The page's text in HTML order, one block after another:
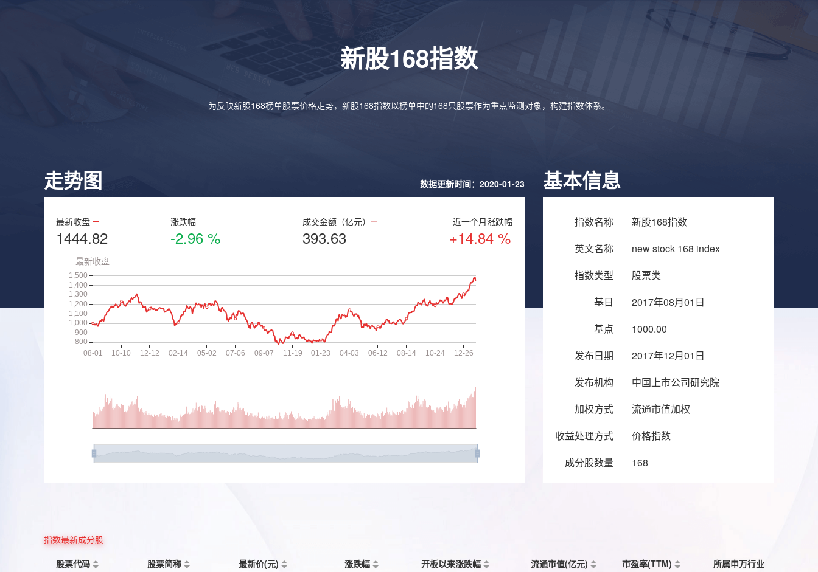
新股168指数
为反映新股168榜单股票价格走势，新股168指数以榜单中的168只股票作为重点监测对象，构建指数体系。
走势图 数据更新时间：2020-01-23
最新收盘
1444.82
涨跌幅
-2.96 %
成交金额（亿元）
393.63
近一个月涨跌幅
+14.84 %
基本信息
指数名称
新股168指数
英文名称
new stock 168 index
指数类型
股票类
基日
2017年08月01日
基点
1000.00
发布日期
2017年12月01日
发布机构
中国上市公司研究院
加权方式
流通市值加权
收益处理方式
价格指数
成分股数量
168
指数最新成分股
股票代码
股票简称 最新价(元) 涨跌幅 开板以来涨跌幅 流通市值(亿元) 市盈率(TTM) 所属申万行业